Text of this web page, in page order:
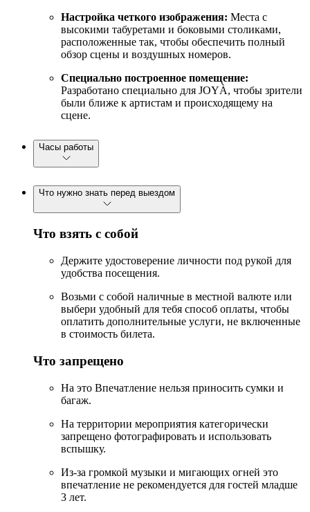
Настройка четкого изображения: Места с
высокими табуретами и боковыми столиками,
расположенные так, чтобы обеспечить полный
обзор сцены и воздушных номеров.
Специально построенное помещение:
Разработано специально для JOYÀ, чтобы зрители
были ближе к артистам и происходящему на
сцене.
Часы работы
Что нужно знать перед выездом
Что взять с собой
Держите удостоверение личности под рукой для
удобства посещения.
Возьми с собой наличные в местной валюте или
выбери удобный для тебя способ оплаты, чтобы
оплатить дополнительные услуги, не включенные
в стоимость билета.
Что запрещено
На это Впечатление нельзя приносить сумки и
багаж.
На территории мероприятия категорически
запрещено фотографировать и использовать
вспышку.
Из-за громкой музыки и мигающих огней это
впечатление не рекомендуется для гостей младше
3 лет.